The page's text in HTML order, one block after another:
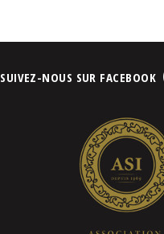
SUIVEZ-NOUS SUR FACEBOOK